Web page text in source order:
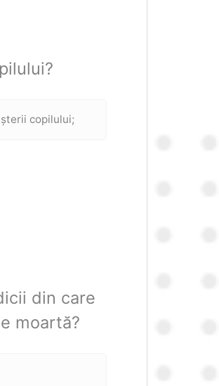
copilului;
din care
moartă?